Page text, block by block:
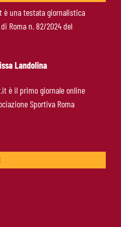
Fofana si complica: spunta Mbaye in
Restano vive le piste Endrick e
è una testata giornalistica
Roma n. 82/2024 del
Landolina
è il primo giornale online
Sportiva Roma